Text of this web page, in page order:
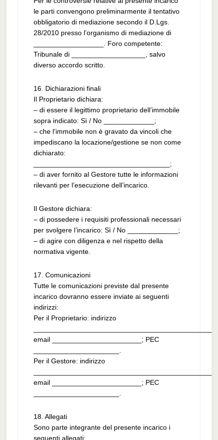
le parti convengono preliminarmente il tentativo
obbligatorio di mediazione secondo il D.Lgs.
28/2010 presso l’organismo di mediazione di
__________________. Foro competente:
Tribunale di ___________________, salvo
diverso accordo scritto.
16. Dichiarazioni finali
Il Proprietario dichiara:
– di essere il legittimo proprietario dell’immobile
sopra indicato: Sì / No _____________;
– che l’immobile non è gravato da vincoli che
impediscano la locazione/gestione se non come
dichiarato:
___________________________________;
– di aver fornito al Gestore tutte le informazioni
rilevanti per l’esecuzione dell’incarico.
Il Gestore dichiara:
– di possedere i requisiti professionali necessari
per svolgere l’incarico: Sì / No _____________;
– di agire con diligenza e nel rispetto della
normativa vigente.
17. Comunicazioni
Tutte le comunicazioni previste dal presente
incarico dovranno essere inviate ai seguenti
indirizzi:
Per il Proprietario: indirizzo
email _______________________; PEC
Per il Gestore: indirizzo
email _______________________; PEC
18. Allegati
Sono parte integrante del presente incarico i
seguenti allegati: